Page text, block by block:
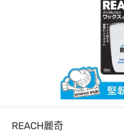
REACH麗奇